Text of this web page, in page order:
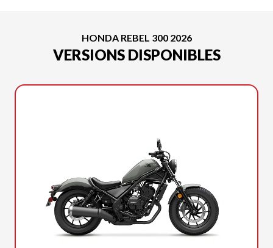
HONDA REBEL 300 2026
VERSIONS DISPONIBLES